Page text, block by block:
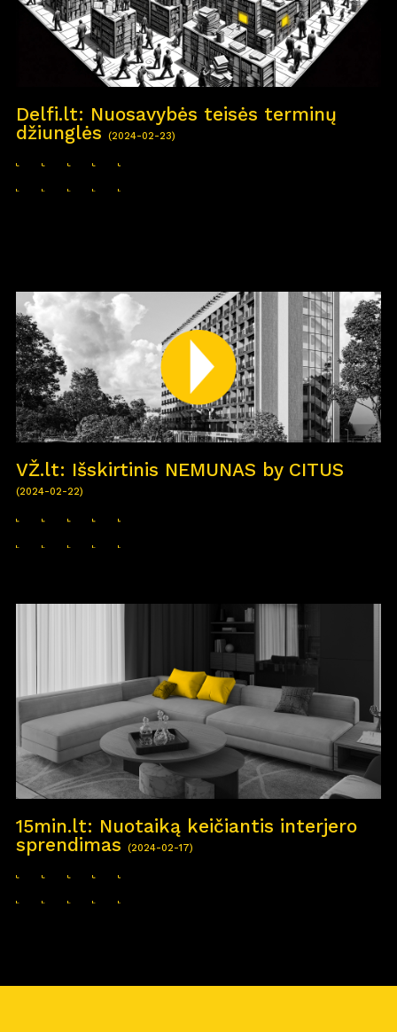
Projektai
Delfi.lt: Nuosavybės teisės terminų
džiunglės
(2024-02-23)
VŽ.lt: Išskirtinis NEMUNAS by CITUS
(2024-02-22)
15min.lt: Nuotaiką keičiantis interjero
sprendimas
(2024-02-17)